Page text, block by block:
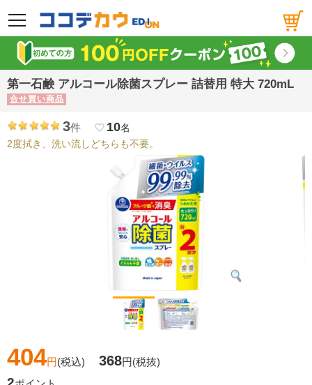
メニュー
第一石鹸 アルコール除菌スプレー 詰替用 特大 720mL
合せ買い商品
3件 favorite_border 10名
2度拭き、洗い流しどちらも不要。
404円(税込) 368円(税抜)